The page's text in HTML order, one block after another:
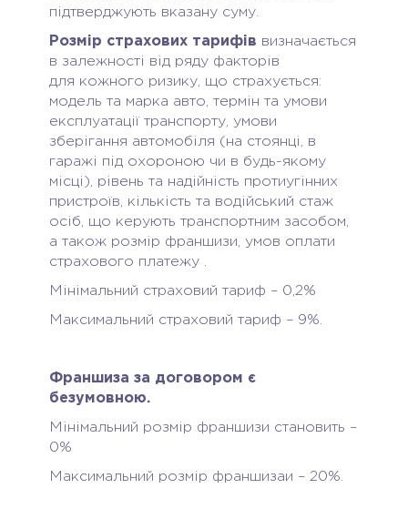
підтверджують вказану суму.
Розмір страхових тарифів визначається
в залежності від ряду факторів
для кожного ризику, що страхується:
модель та марка авто, термін та умови
експлуатації транспорту, умови
зберігання автомобіля (на стоянці, в
гаражі під охороною чи в будь-якому
місці), рівень та надійність протиугінних
пристроїв, кількість та водійський стаж
осіб, що керують транспортним засобом,
а також розмір франшизи, умов оплати
страхового платежу .
Мінімальний страховий тариф – 0,2%
Максимальний страховий тариф – 9%.
Франшиза за договором є
безумовною.
Мінімальний розмір франшизи становить –
0%
Максимальний розмір франшизаи – 20%.